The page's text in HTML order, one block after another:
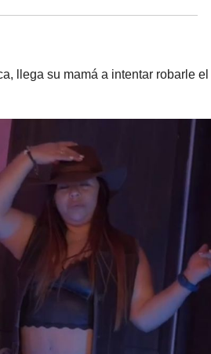
llega su mamá a intentar robarle el